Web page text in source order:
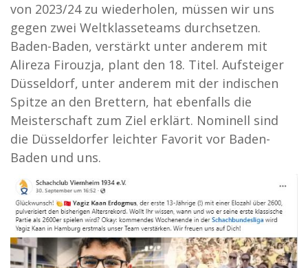
von 2023/24 zu wiederholen, müssen wir uns
gegen zwei Weltklasseteams durchsetzen.
Baden-Baden, verstärkt unter anderem mit
Alireza Firouzja, plant den 18. Titel. Aufsteiger
Düsseldorf, unter anderem mit der indischen
Spitze an den Brettern, hat ebenfalls die
Meisterschaft zum Ziel erklärt. Nominell sind
die Düsseldorfer leichter Favorit vor Baden-
Baden und uns.